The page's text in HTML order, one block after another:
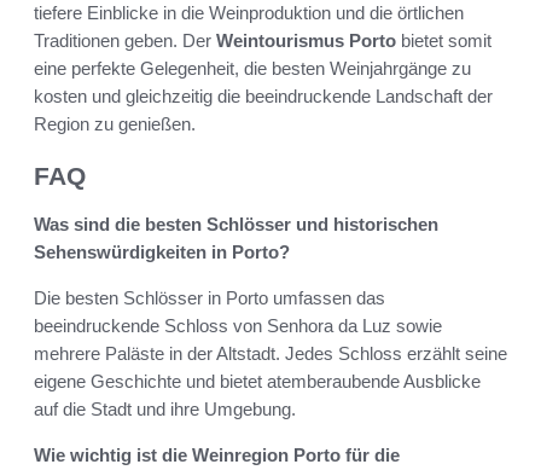
tiefere Einblicke in die Weinproduktion und die örtlichen
Traditionen geben. Der Weintourismus Porto bietet somit
eine perfekte Gelegenheit, die besten Weinjahrgänge zu
kosten und gleichzeitig die beeindruckende Landschaft der
Region zu genießen.
FAQ
Was sind die besten Schlösser und historischen
Sehenswürdigkeiten in Porto?
Die besten Schlösser in Porto umfassen das
beeindruckende Schloss von Senhora da Luz sowie
mehrere Paläste in der Altstadt. Jedes Schloss erzählt seine
eigene Geschichte und bietet atemberaubende Ausblicke
auf die Stadt und ihre Umgebung.
Wie wichtig ist die Weinregion Porto für die